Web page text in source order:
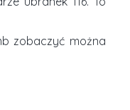
zobaczyć można